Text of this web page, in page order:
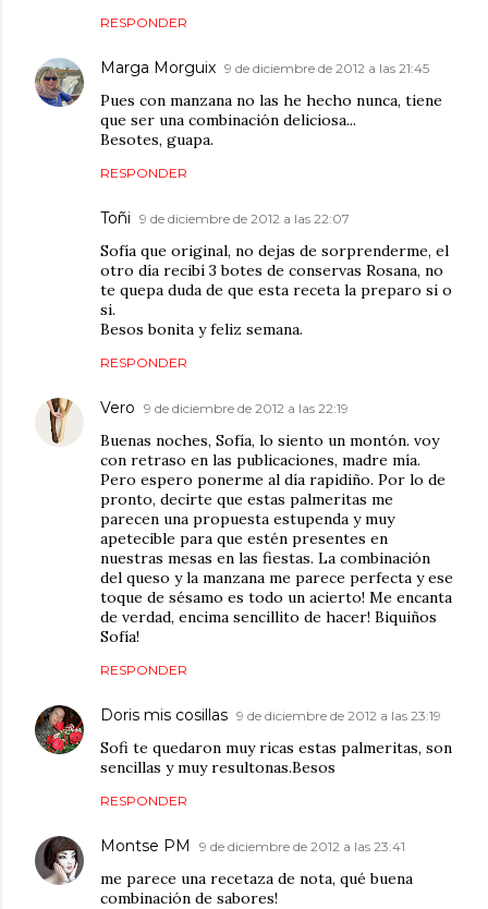
RESPONDER
Marga Morguix 9 de diciembre de 2012 a las 21:45
Pues con manzana no las he hecho nunca, tiene
que ser una combinación deliciosa...
Besotes, guapa.
RESPONDER
Toñi 9 de diciembre de 2012 a las 22:07
Sofía que original, no dejas de sorprenderme, el
otro día recibí 3 botes de conservas Rosana, no
te quepa duda de que esta receta la preparo si o
si.
Besos bonita y feliz semana.
RESPONDER
Vero 9 de diciembre de 2012 a las 22:19
Buenas noches, Sofía, lo siento un montón. voy
con retraso en las publicaciones, madre mía.
Pero espero ponerme al día rapidiño. Por lo de
pronto, decirte que estas palmeritas me
parecen una propuesta estupenda y muy
apetecible para que estén presentes en
nuestras mesas en las fiestas. La combinación
del queso y la manzana me parece perfecta y ese
toque de sésamo es todo un acierto! Me encanta
de verdad, encima sencillito de hacer! Biquiños
Sofía!
RESPONDER
Doris mis cosillas 9 de diciembre de 2012 a las 23:19
Sofi te quedaron muy ricas estas palmeritas, son
sencillas y muy resultonas.Besos
RESPONDER
Montse PM 9 de diciembre de 2012 a las 23:41
me parece una recetaza de nota, qué buena
combinación de sabores!